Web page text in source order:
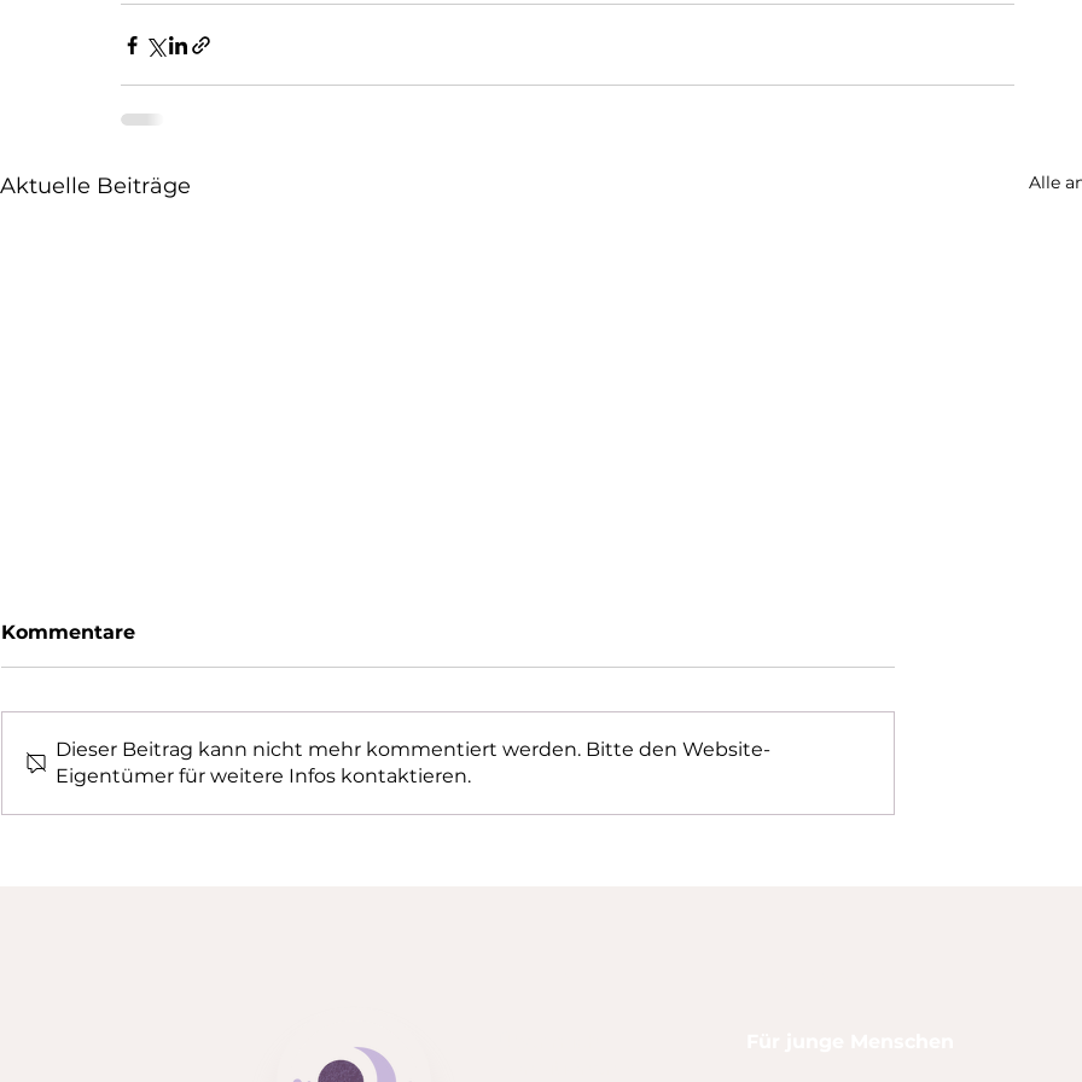
Aktuelle Beiträge Alle
Warum Spiele in der
Schulprobleme:
Kommentare
Dieser Beitrag kann nicht mehr kommentiert werden. Bitte den Website-
Eigentümer für weitere Infos kontaktieren.